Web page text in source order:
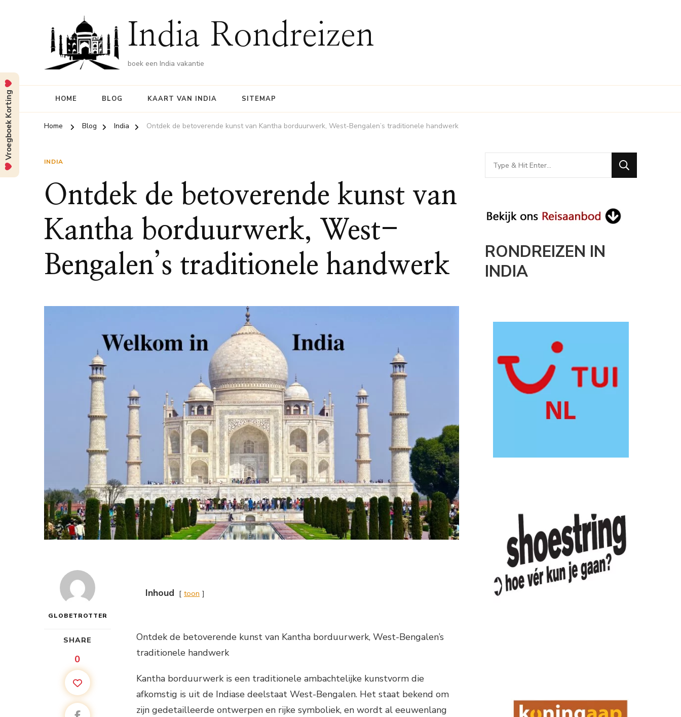
India Rondreizen
boek een India vakantie
HOME BLOG KAART VAN INDIA SITEMAP
Home Blog India Ontdek de betoverende kunst van Kantha borduurwerk, West-Bengalen’s traditionele handwerk
INDIA
Ontdek de betoverende kunst van
Kantha borduurwerk, West-
Bengalen’s traditionele handwerk
GLOBETROTTER
SHARE
0
Inhoud toon
Ontdek de betoverende kunst van Kantha borduurwerk, West-Bengalen’s
traditionele handwerk
Kantha borduurwerk is een traditionele ambachtelijke kunstvorm die
afkomstig is uit de Indiase deelstaat West-Bengalen. Het staat bekend om
zijn gedetailleerde ontwerpen en rijke symboliek, en wordt al eeuwenlang
Looking
for
RONDREIZEN IN
INDIA
Vroegboek Korting